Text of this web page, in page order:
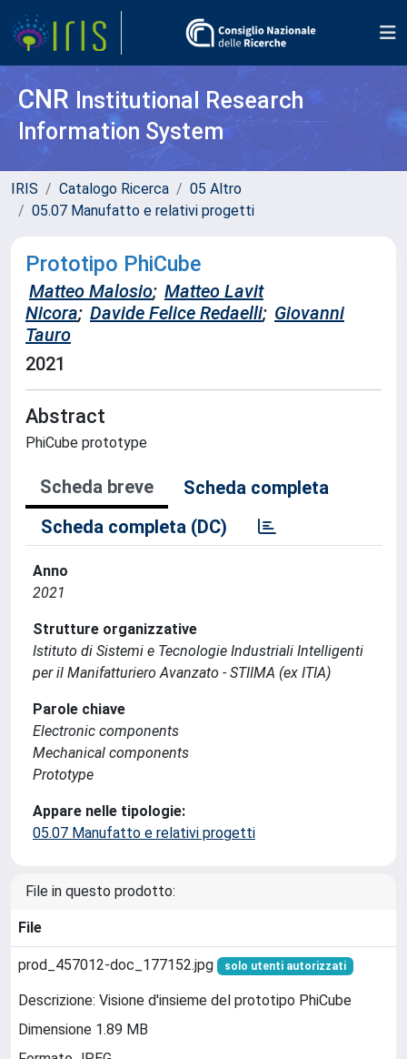
CNR Institutional Research
Information System
IRIS Catalogo Ricerca
05 Altro
05.07 Manufatto e relativi progetti
Prototipo PhiCube
Matteo Malosio; Matteo Lavit
Nicora; Davide Felice Redaelli; Giovanni
Tauro
2021
Abstract
PhiCube prototype
Scheda breve
Scheda completa
Scheda completa (DC)
Anno
2021
Strutture organizzative
Istituto di Sistemi e Tecnologie Industriali Intelligenti
per il Manifatturiero Avanzato - STIIMA (ex ITIA)
Parole chiave
Electronic components
Mechanical components
Prototype
Appare nelle tipologie:
05.07 Manufatto e relativi progetti
File in questo prodotto:
File
prod_457012-doc_177152.jpg solo utenti autorizzati
Descrizione: Visione d'insieme del prototipo PhiCube
Dimensione 1.89 MB